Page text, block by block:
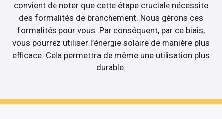
convient de noter que cette étape cruciale nécessite
des formalités de branchement. Nous gérons ces
formalités pour vous. Par conséquent, par ce biais,
vous pourrez utiliser l’énergie solaire de manière plus
efficace. Cela permettra de même une utilisation plus
durable.